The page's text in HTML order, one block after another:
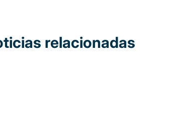
relacionadas